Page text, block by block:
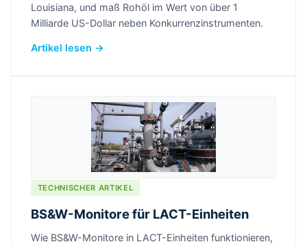
Louisiana, und maß Rohöl im Wert von über 1
Milliarde US-Dollar neben Konkurrenzinstrumenten.
Artikel lesen →
TECHNISCHER ARTIKEL
BS&W-Monitore für LACT-Einheiten
Wie BS&W-Monitore in LACT-Einheiten funktionieren,